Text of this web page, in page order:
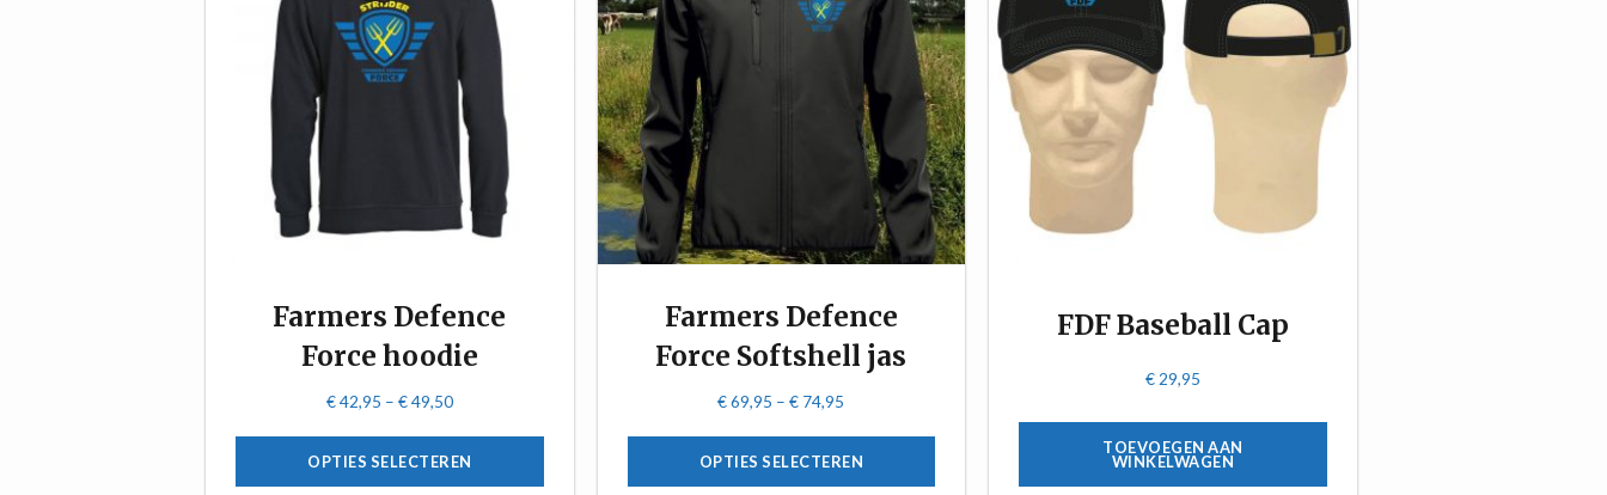
Farmers Defence
Force hoodie
€42,95 – €49,50
OPTIES SELECTEREN
Farmers Defence
Force Softshell jas
€69,95 –€ 74,95
OPTIES SELECTEREN
FDF Baseball Cap
€29,95
TOEVOEGEN AAN
WINKELWAGEN